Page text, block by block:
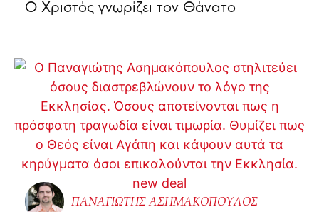
Ο Χριστός γνωρίζει τον Θάνατο
ΠΑΝΑΓΙΩΤΗΣ ΑΣΗΜΑΚΟΠΟΥΛΟΣ